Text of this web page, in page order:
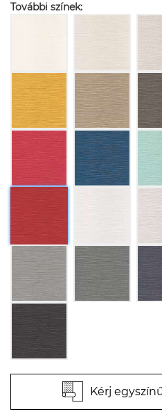
További színek:
Kérj